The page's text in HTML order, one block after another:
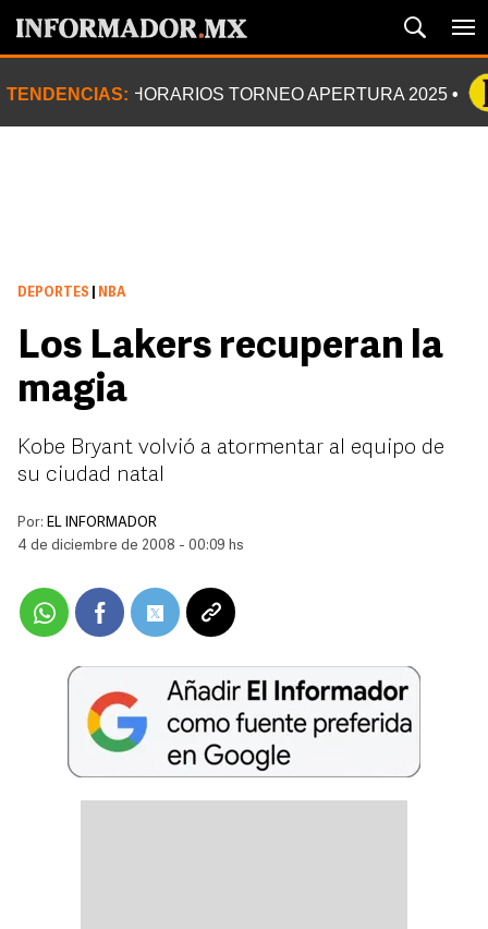
TENDENCIAS: HORARIOS TORNEO APERTURA 2025
DEPORTES NBA
Los Lakers recuperan la
magia
Kobe Bryant volvió a atormentar al equipo de
su ciudad natal
Por: EL INFORMADOR
4 de diciembre de 2008 - 00:09 hs